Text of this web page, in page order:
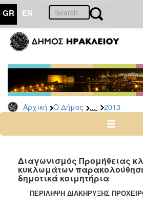
GR EN
Αρχική Ο Δήμος ... 2013
ΔΗΜΟΣ
Διακηρύξεις
Δημοπρασίες
Αρχείο
2025
2023
2022
2021
Διαγωνισμός Προμήθειας
κυκλωμάτων
δημοτικά κοιμητήρια
ΠΕΡΙΛΗΨΗ ΔΙΑΚΗΡΥΞΗΣ